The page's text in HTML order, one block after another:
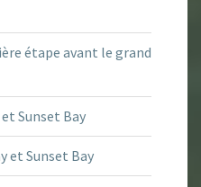
étape avant le grand
Sunset Bay
et Sunset Bay